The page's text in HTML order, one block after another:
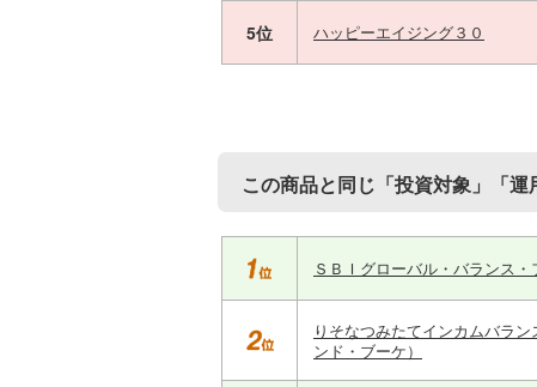
5位 ハッピーエイジング３０
この商品と同じ「投資対象」「
ＳＢＩグローバル・バランス・
りそなつみたてインカムバラン
ンド・ブーケ）